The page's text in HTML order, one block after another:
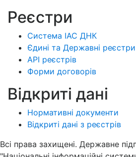
Реєстри
Система ІАС ДНК
Єдині та Державні реєстри
API реєстрів
Форми договорів
Відкриті дані
Нормативні документи
Відкриті дані з реєстрів
Всі права захищені. Державне